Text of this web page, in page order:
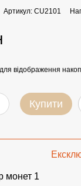
Артикул: СU2101
для відображення
Купити